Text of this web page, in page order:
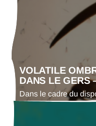
réunit les élèves des
Ségoufielle et
mêlant ateliers
VOLATILE
DANS LE GERS
Dans le cadre du
la DRAC Occitanie,